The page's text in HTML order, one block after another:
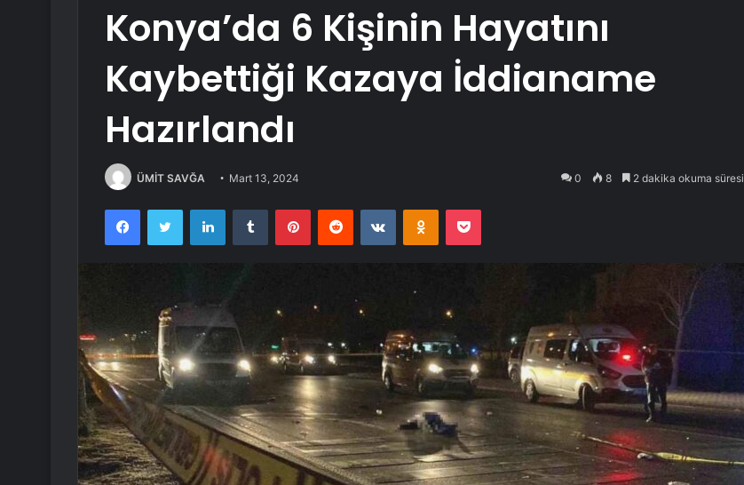
Konya’da 6 Kişinin Hayatını
Kaybettiği Kazaya İddianame
Hazırlandı
ÜMİT SAVĞA Mart 13, 2024 0 8 2 dakika okuma süresi
FacebookTwitter LinkedInTumblr PinterestReddit VKontakteOdnoklassniki
Pocket